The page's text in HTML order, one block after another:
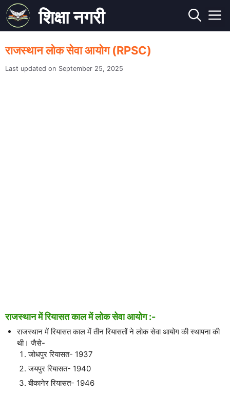
Skip
to
content
शिक्षा नगरी
राजस्थान लोक सेवा आयोग (RPSC)
September 25, 2025
राजस्थान में रियासत काल में लोक सेवा आयोग :-
राजस्थान में रियासत काल में तीन रियासतों ने लोक सेवा आयोग की स्थापना की
थी। जैसे-
जोधपुर रियासत- 1937
जयपुर रियासत- 1940
बीकानेर रियासत- 1946